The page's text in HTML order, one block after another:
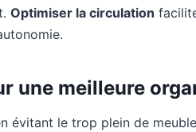
Optimiser la circulation
une meilleure
évitant le trop plein de